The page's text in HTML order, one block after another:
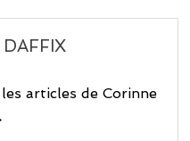
articles de Corinne